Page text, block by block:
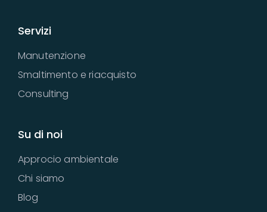
Servizi
Manutenzione
Smaltimento e riacquisto
Consulting
Su di noi
Approcio ambientale
Chi siamo
Blog